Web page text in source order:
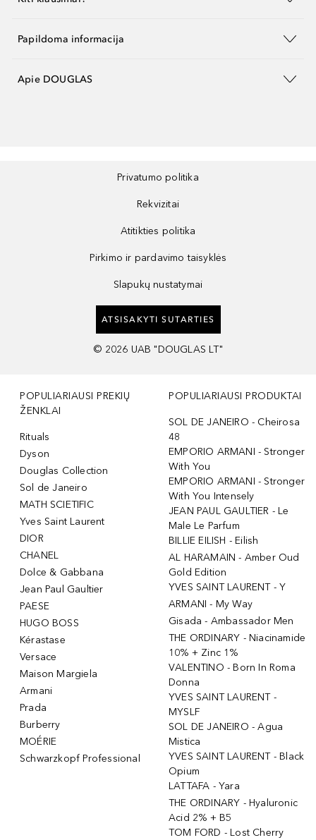
Papildoma informacija
Apie DOUGLAS
Privatumo politika
Rekvizitai
Atitikties politika
Pirkimo ir pardavimo taisyklės
Slapukų nustatymai
ATSISAKYTI SUTARTIES
© 2026 UAB "DOUGLAS LT"
POPULIARIAUSI PREKIŲ
ŽENKLAI
Rituals
Dyson
Douglas Collection
Sol de Janeiro
MATH SCIETIFIC
Yves Saint Laurent
DIOR
CHANEL
Dolce & Gabbana
Jean Paul Gaultier
PAESE
HUGO BOSS
Kérastase
Versace
Maison Margiela
Armani
Prada
Burberry
MOÉRIE
Schwarzkopf Professional
POPULIARIAUSI PRODUKTAI
SOL DE JANEIRO - Cheirosa
48
EMPORIO ARMANI - Stronger
With You
EMPORIO ARMANI - Stronger
With You Intensely
JEAN PAUL GAULTIER - Le
Male Le Parfum
BILLIE EILISH - Eilish
AL HARAMAIN - Amber Oud
Gold Edition
YVES SAINT LAURENT - Y
ARMANI - My Way
Gisada - Ambassador Men
THE ORDINARY - Niacinamide
10% + Zinc 1%
VALENTINO - Born In Roma
Donna
YVES SAINT LAURENT -
MYSLF
SOL DE JANEIRO - Agua
Mistica
YVES SAINT LAURENT - Black
Opium
LATTAFA - Yara
THE ORDINARY - Hyaluronic
Acid 2% + B5
TOM FORD - Lost Cherry